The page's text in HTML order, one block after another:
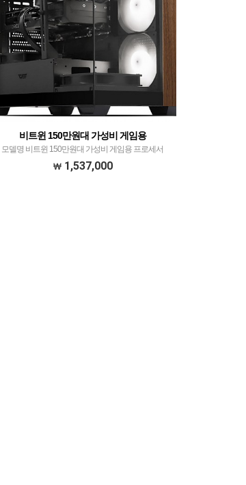
비트윈 150만원대 가성비 게임용
모델명 비트윈 150만원대 가성비 게임용 프로세서
AMD(ZEN4) 라이젠 R5 7500F WITH JIUSHARK JF500
1,537,000